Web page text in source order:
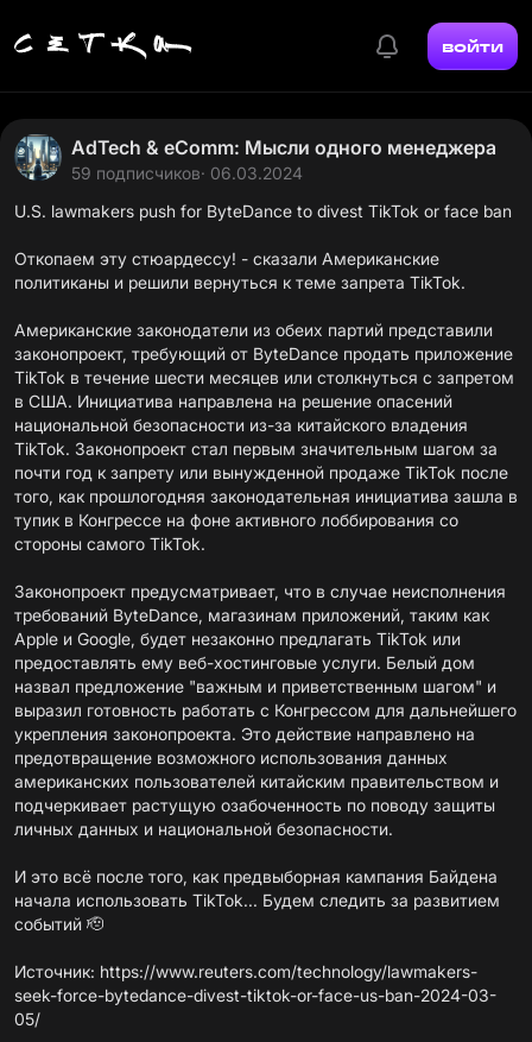
войти
AdTech & eComm: Мысли одного менеджера
59 подписчиков· 06.03.2024
U.S. lawmakers push for ByteDance to divest TikTok or face ban
Откопаем эту стюардессу! - сказали Американские
политиканы и решили вернуться к теме запрета TikTok.
Американские законодатели из обеих партий представили
законопроект, требующий от ByteDance продать приложение
TikTok в течение шести месяцев или столкнуться с запретом
в США. Инициатива направлена на решение опасений
национальной безопасности из-за китайского владения
TikTok. Законопроект стал первым значительным шагом за
почти год к запрету или вынужденной продаже TikTok после
того, как прошлогодняя законодательная инициатива зашла в
тупик в Конгрессе на фоне активного лоббирования со
стороны самого TikTok.
Законопроект предусматривает, что в случае неисполнения
требований ByteDance, магазинам приложений, таким как
Apple и Google, будет незаконно предлагать TikTok или
предоставлять ему веб-хостинговые услуги. Белый дом
назвал предложение "важным и приветственным шагом" и
выразил готовность работать с Конгрессом для дальнейшего
укрепления законопроекта. Это действие направлено на
предотвращение возможного использования данных
американских пользователей китайским правительством и
подчеркивает растущую озабоченность по поводу защиты
личных данных и национальной безопасности.
И это всё после того, как предвыборная кампания Байдена
начала использовать TikTok... Будем следить за развитием
событий 🫡
Источник: https://www.reuters.com/technology/lawmakers-
seek-force-bytedance-divest-tiktok-or-face-us-ban-2024-03-
05/